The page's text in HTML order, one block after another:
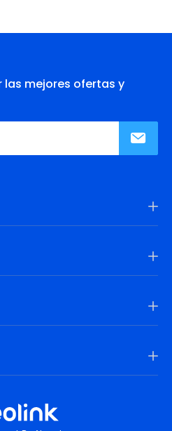
las mejores ofertas y